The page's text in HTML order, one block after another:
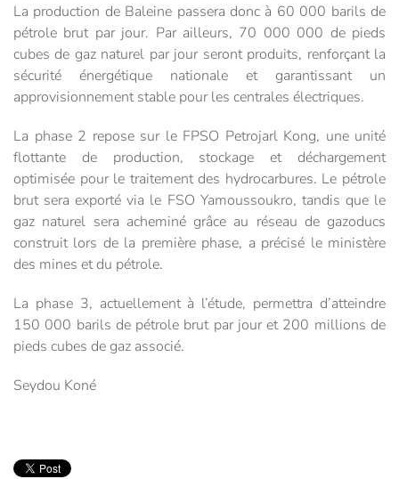
La production de Baleine passera donc à 60 000 barils de
pétrole brut par jour. Par ailleurs, 70 000 000 de pieds
cubes de gaz naturel par jour seront produits, renforçant la
sécurité énergétique nationale et garantissant un
approvisionnement stable pour les centrales électriques.
La phase 2 repose sur le FPSO Petrojarl Kong, une unité
flottante de production, stockage et déchargement
optimisée pour le traitement des hydrocarbures. Le pétrole
brut sera exporté via le FSO Yamoussoukro, tandis que le
gaz naturel sera acheminé grâce au réseau de gazoducs
construit lors de la première phase, a précisé le ministère
des mines et du pétrole.
La phase 3, actuellement à l’étude, permettra d’atteindre
150 000 barils de pétrole brut par jour et 200 millions de
pieds cubes de gaz associé.
Seydou Koné